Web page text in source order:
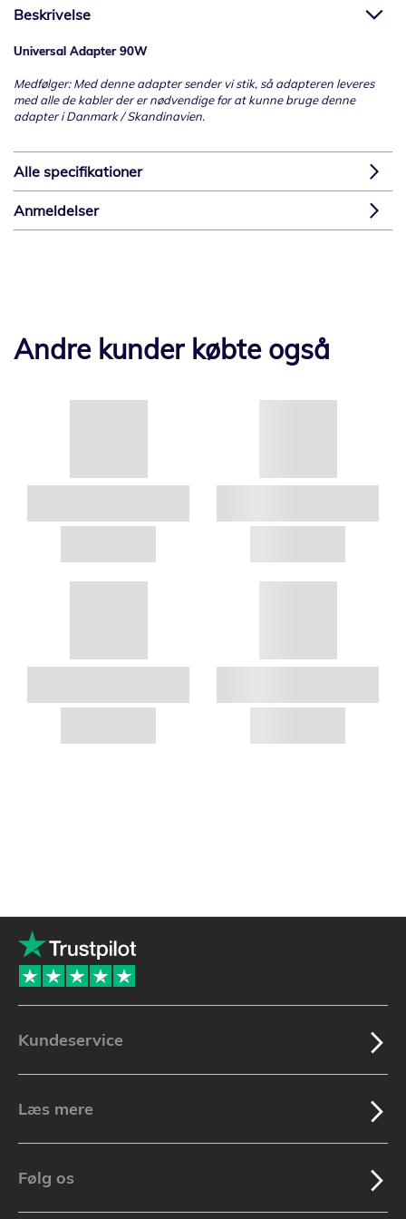
Beskrivelse
Universal Adapter 90W
Medfølger: Med denne adapter sender vi stik, så adapteren leveres
med alle de kabler der er nødvendige for at kunne bruge denne
adapter i Danmark / Skandinavien.
Alle specifikationer
Anmeldelser
Andre kunder købte også
Kundeservice
Læs mere
Følg os